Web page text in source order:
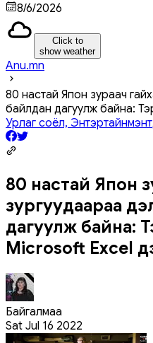
8/6/2026
Click to
show weather
Anu.mn
80 настай Япон зураач
байлдан дагуулж байна:
Урлаг соёл, Энтэртайнмэнт
80 настай Япон
зургуудаараа
дагуулж байна:
Microsoft Excel
Байгалмаа
Sat Jul 16 2022